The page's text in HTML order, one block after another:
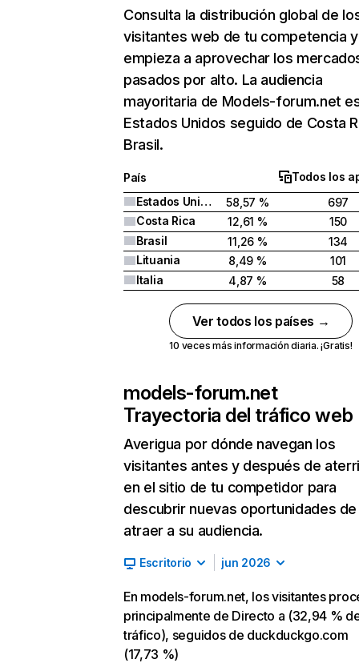
Consulta la distribución global de
visitantes web de tu competencia y
empieza a aprovechar los
pasados por alto. La audiencia
mayoritaria de Models-forum.net
Estados Unidos seguido de Costa
Brasil.
País
Todos los
Estados Unidos
58,57 %
697
Costa Rica
12,61 %
150
Brasil
11,26 %
134
Lituania
8,49 %
101
Italia
4,87 % 58
Ver todos los países →
10 veces más información diaria. ¡Gratis!
models-forum.net
Trayectoria del tráfico web
Averigua por dónde navegan los
visitantes antes y después de
en el sitio de tu competidor para
descubrir nuevas oportunidades de
atraer a su audiencia.
Escritorio jun 2026
En models-forum.net, los visitantes
principalmente de Directo a (32,94 %
tráfico), seguidos de duckduckgo.com
(17,73 %)